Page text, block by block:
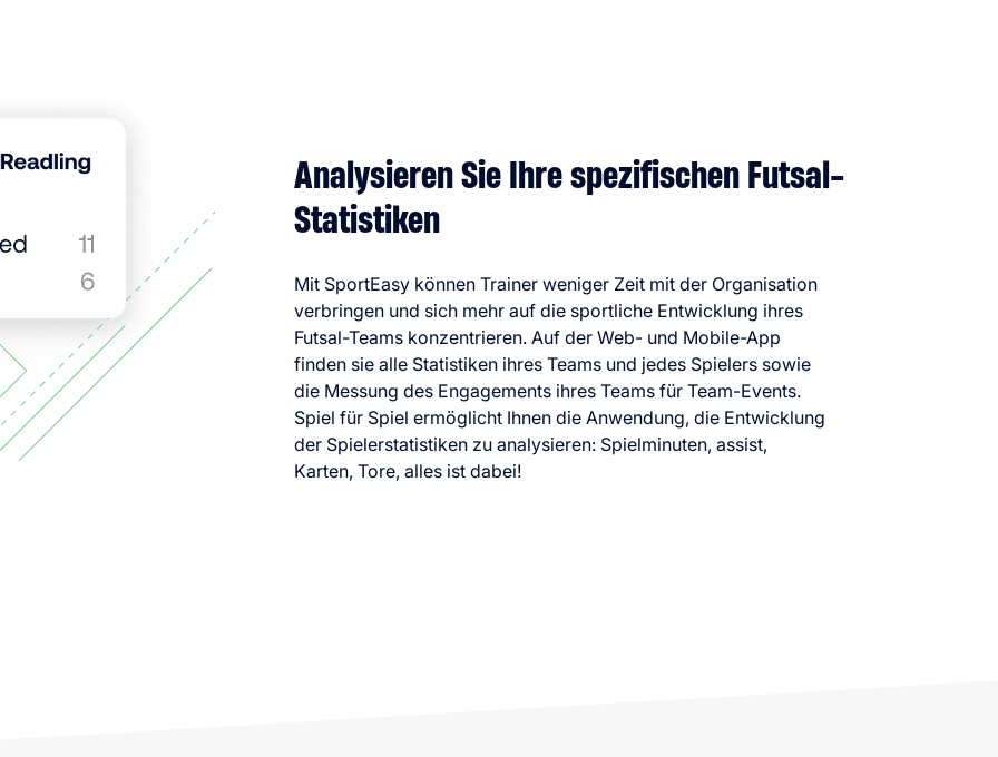
Analysieren Sie Ihre spezifischen Futsal-
Statistiken
Mit SportEasy können Trainer weniger Zeit mit der Organisation
verbringen und sich mehr auf die sportliche Entwicklung ihres
Futsal-Teams konzentrieren. Auf der Web- und Mobile-App
finden sie alle Statistiken ihres Teams und jedes Spielers sowie
die Messung des Engagements ihres Teams für Team-Events.
Spiel für Spiel ermöglicht Ihnen die Anwendung, die Entwicklung
der Spielerstatistiken zu analysieren: Spielminuten, assist,
Karten, Tore, alles ist dabei!